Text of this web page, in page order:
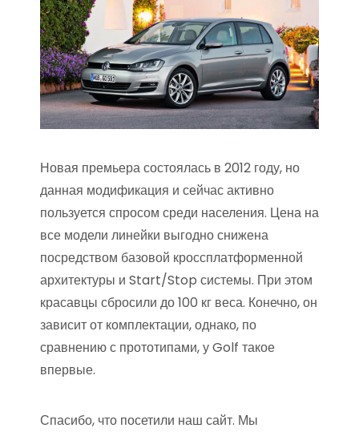
Новая премьера состоялась в 2012 году, но
данная модификация и сейчас активно
пользуется спросом среди населения. Цена на
все модели линейки выгодно снижена
посредством базовой кроссплатформенной
архитектуры и Start/Stop системы. При этом
красавцы сбросили до 100 кг веса. Конечно, он
зависит от комплектации, однако, по
сравнению с прототипами, у Golf такое
впервые.
Спасибо, что посетили наш сайт. Мы